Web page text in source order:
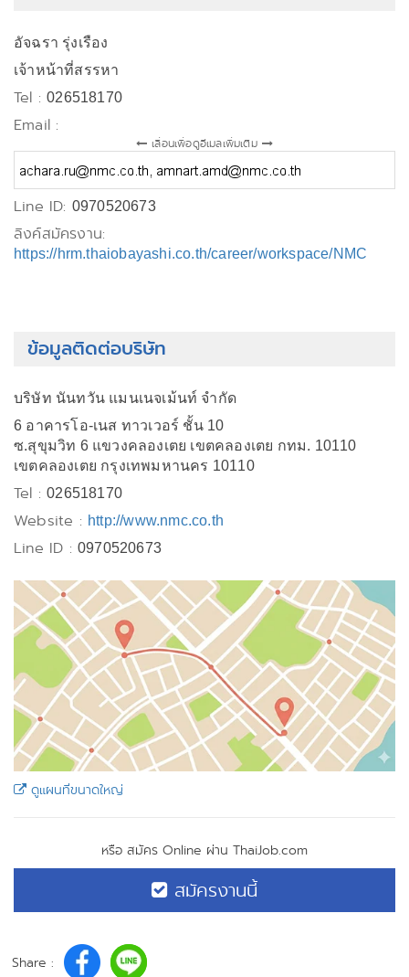
อัจฉรา รุ่งเรือง
เจ้าหน้าที่สรรหา
Tel :026518170
Email :
เลื่อนเพื่อดูอีเมลเพิ่มเติม
Line ID: 0970520673
ลิงค์สมัครงาน:
https://hrm.thaiobayashi.co.th/career/workspace/NMC
ข้อมูลติดต่อบริษัท
บริษัท นันทวัน แมนเนจเม้นท์ จำกัด
6 อาคารโอ-เนส ทาวเวอร์ ชั้น 10
ซ.สุขุมวิท 6 แขวงคลองเตย เขตคลองเตย กทม. 10110
เขตคลองเตย กรุงเทพมหานคร 10110
Tel :026518170
Website : http://www.nmc.co.th
Line ID : 0970520673
ดูแผนที่ขนาดใหญ่
หรือ สมัคร Online ผ่าน ThaiJob.com
สมัครงานนี้
Share :